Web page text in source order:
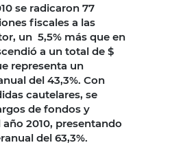
se radicaron 77
fiscales a las
un 5,5% más que en
a un total de $
representa un
del 43,3%. Con
cautelares, se
de fondos y
2010, presentando
del 63,3%.